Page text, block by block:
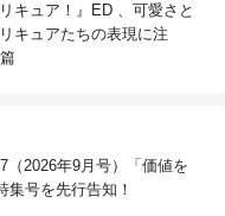
キュア！』ED 、可愛さと
キュアたちの表現に注
（2026年9月号）「価値を
集号を先行告知！